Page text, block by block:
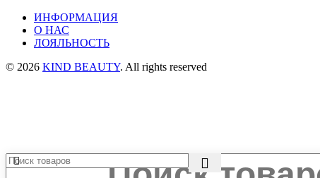
ИНФОРМАЦИЯ
О НАС
ЛОЯЛЬНОСТЬ
© 2026 KIND BEAUTY. All rights reserved